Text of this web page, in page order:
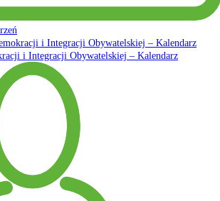
i Integracji Obywatelskiej – Kalendarz